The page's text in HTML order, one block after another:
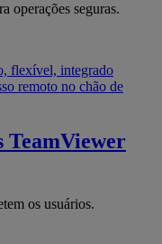
operações seguras.
flexível, integrado
remoto no chão de
TeamViewer
os usuários.